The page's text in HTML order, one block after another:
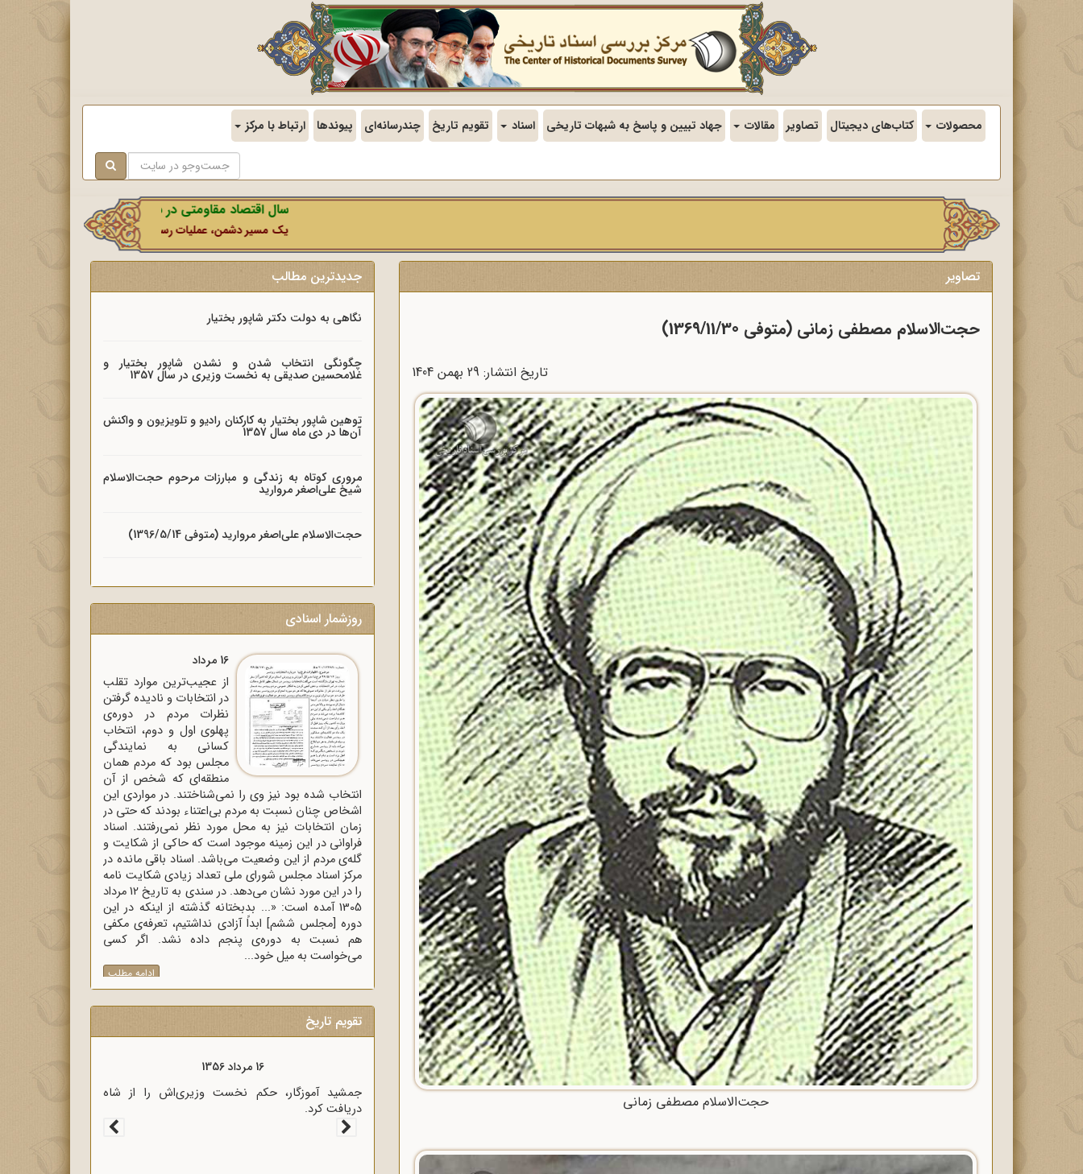
محصولات کتاب‌های دیجیتال تصاویر مقالات جهاد تبیین و پاسخ به شبهات تاریخی اسناد تقویم تاریخ چندرسانه‌ای پیوندها ارتباط با مرکز
سال اقتصاد مقاومتی در سایه وحدت ملی و امنیت ملی.
یک مسیر دشمن، عملیات رسانه‌ای او است که در این ایام بطور خاص
تصاویر
حجت‌الاسلام مصطفی زمانی (متوفی 1369/11/30)
تاریخ انتشار: 29 بهمن 1404
حجت‌الاسلام مصطفی زمانی
جدیدترین مطالب
نگاهی به دولت دکتر شاپور بختیار
چگونگی انتخاب شدن و نشدن شاپور بختیار و
غلامحسین صدیقی به نخست وزیری در سال 1357
توهین شاپور بختیار به کارکنان رادیو و تلویزیون و واکنش
آن‌ها در دی ماه سال 1357
مروری کوتاه به زندگی و مبارزات مرحوم حجت‌الاسلام
شیخ علی‌اصغر مروارید
حجت‌الاسلام علی‌اصغر مروارید (متوفی 1396/5/14)
روزشمار اسنادی
16 مرداد
از عجیب‌ترین موارد تقلب
در انتخابات و نادیده گرفتن
نظرات مردم در دوره‌ی
پهلوی اول و دوم، انتخاب
کسانی به نمایندگی
مجلس بود که مردم همان
منطقه‌ای که شخص از آن
انتخاب شده بود نیز وی را نمی‌شناختند. در مواردی این
اشخاص چنان نسبت به مردم بی‌اعتناء بودند که حتی در
زمان انتخابات نیز به محل مورد نظر نمی‌رفتند. اسناد
فراوانی در این زمینه موجود است که حاکی از شکایت و
گله‌ی مردم از این وضعیت می‌باشد. اسناد باقی مانده در
مرکز اسناد مجلس شورای ملی تعداد زیادی شکایت نامه
را در این مورد نشان می‌دهد. در سندی به تاریخ 12 مرداد
1305 آمده است: «... بدبختانه گذشته از اینکه در این
دوره [مجلس ششم] ابداً آزادی نداشتیم، تعرفه‌ی مکفی
هم نسبت به دوره‌ی پنجم داده نشد. اگر کسی
می‌خواست به میل خود...
ادامه مطلب
تقویم تاریخ
16 مرداد 1357
آغاز سخنرانی‌های انتقادی و روشنگر وعاظ در لبیک به
پیام امام به وعاظ و روحانیون برای روشنگری و
آگاه‌سازی در منبرهای ماه رمضان.